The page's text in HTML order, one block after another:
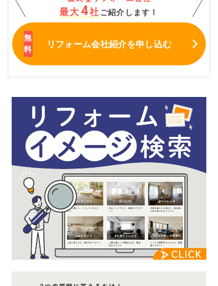
最大 4社 ご紹介します！
リフォーム会社紹介を申し込む